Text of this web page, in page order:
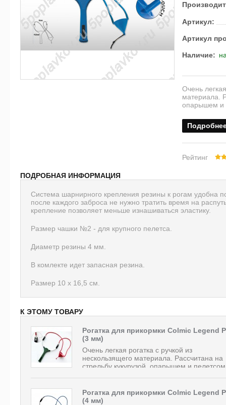
Артикул:
Артикул
Наличие:
Очень
материала.
опарышем и
Рейтинг
ПОДРОБНАЯ ИНФОРМАЦИЯ
Система шарнирного крепления резины к рогам удобна
после каждого заброса не нужно тратить время на
крепление позволяет меньше изнашиваться эластику.
Размер чашки №2 - для крупного пелетса.
Диаметр резины 4 мм.
В комлекте идет запасная резина.
Размер 10 х 16,5 см.
К ЭТОМУ ТОВАРУ
Рогатка для прикормки Colmic Legend
(3 мм)
Очень легкая рогатка с ручкой из
нескользящего материала. Рассчитана на
стрельбу кукурузой, опарышем и
Рогатка для прикормки Colmic Legend
(4 мм)